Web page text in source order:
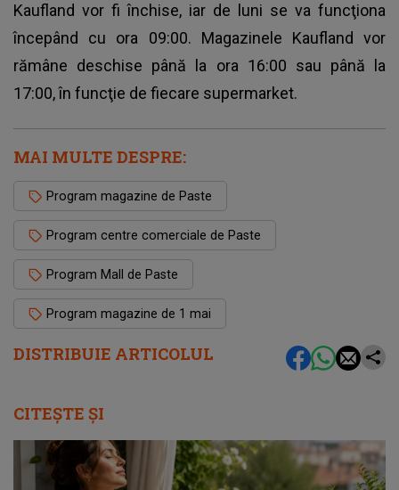
DISTRIBUIE ARTICOLUL
Kaufland vor fi închise, iar de luni se va funcţiona
începând cu ora 09:00. Magazinele Kaufland vor
rămâne deschise până la ora 16:00 sau până la
17:00, în funcţie de fiecare supermarket.
MAI MULTE DESPRE:
Program magazine de Paste
Program centre comerciale de Paste
Program Mall de Paste
Program magazine de 1 mai
CITEȘTE ȘI